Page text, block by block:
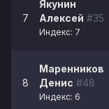
7
Якунин
Алексей #35
Индекс: 7
8
Маренников
Денис #48
Индекс: 6